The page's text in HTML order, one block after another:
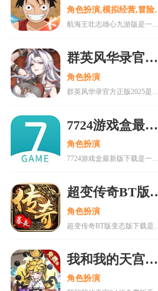
角色扮
航海王壮志雄心九游版是一款腾讯魔方工作室制作的海贼王正版格斗手游，游戏玩法类似火影忍者手游，玩家可以在游戏中召集你喜欢的海贼王角色一起冒险，组建属于你的最强海贼团。游戏还原原作剧情故事，丰富的主线故事流程，再一次和草帽一伙踏上伟大航道。喜欢的快来18183下载吧~
群英风华录官方正版2025
角色扮演
群英风华录官方正版2025是一款集策略、养成与冒险于一体的国风卡牌游戏，以三国背景为题材，玩家将在历史的洪流中书写属于自己的传奇篇章，通过招募群英，征战四方称霸天下。喜欢的快来18183下载吧~
7724游戏盒最新版下载
角色扮演
7724游戏盒最新版下载是一款h5游戏盒子,使用该软件用户可以随意体验各种网页游戏,海量在线游戏资源,无需下载,无需pc即可游玩,更有上千款热门破解游戏可以在线畅玩.感兴趣的朋友可以来下载。
超变传奇
角色扮演
超变传奇BT版变态版下载是一款以PK为主的大型即时
我和我的天宫0.1折免费版手游
角色扮演